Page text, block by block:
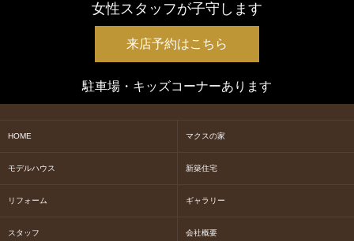
女性スタッフが子守します
来店予約はこちら
駐車場・キッズコーナーあります
HOME マクスの家
モデルハウス 新築住宅
リフォーム ギャラリー
スタッフ 会社概要